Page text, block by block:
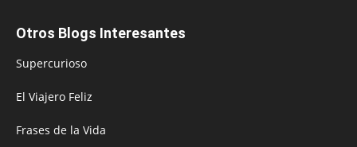
Otros Blogs Interesantes
Supercurioso
El Viajero Feliz
Frases de la Vida